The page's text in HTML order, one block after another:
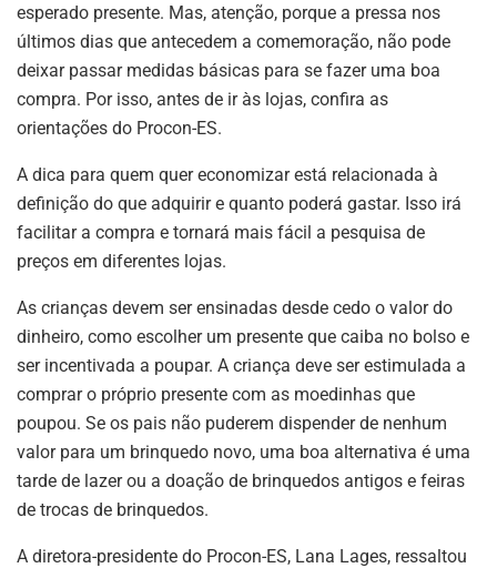
esperado presente. Mas, atenção, porque a pressa nos
últimos dias que antecedem a comemoração, não pode
deixar passar medidas básicas para se fazer uma boa
compra. Por isso, antes de ir às lojas, confira as
orientações do Procon-ES.
A dica para quem quer economizar está relacionada à
definição do que adquirir e quanto poderá gastar. Isso irá
facilitar a compra e tornará mais fácil a pesquisa de
preços em diferentes lojas.
As crianças devem ser ensinadas desde cedo o valor do
dinheiro, como escolher um presente que caiba no bolso e
ser incentivada a poupar. A criança deve ser estimulada a
comprar o próprio presente com as moedinhas que
poupou. Se os pais não puderem dispender de nenhum
valor para um brinquedo novo, uma boa alternativa é uma
tarde de lazer ou a doação de brinquedos antigos e feiras
de trocas de brinquedos.
A diretora-presidente do Procon-ES, Lana Lages, ressaltou